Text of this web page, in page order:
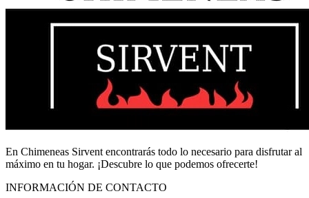
En Chimeneas Sirvent encontrarás todo lo necesario para disfrutar al
máximo en tu hogar. ¡Descubre lo que podemos ofrecerte!
INFORMACIÓN DE CONTACTO